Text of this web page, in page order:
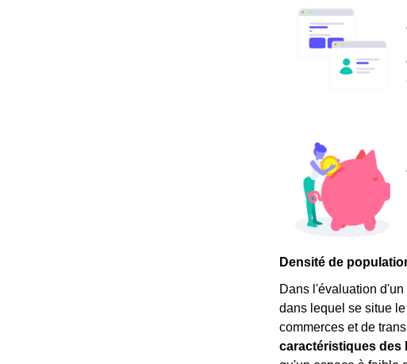
Densité de
Dans l'évaluation d'un
dans lequel se situe
commerces et de
caractéristiques des